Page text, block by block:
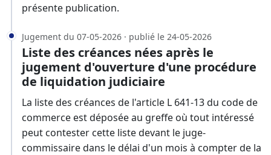
présente publication.
Jugement du 07-05-2026 · publié le 24-05-2026
Liste des créances nées après le
jugement d'ouverture d'une procédure
de liquidation judiciaire
La liste des créances de l'article L 641-13 du code de
commerce est déposée au greffe où tout intéressé
peut contester cette liste devant le juge-
commissaire dans le délai d'un mois à compter de la